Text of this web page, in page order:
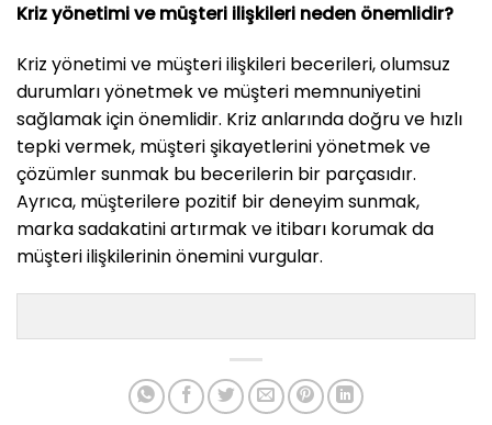
Kriz yönetimi ve müşteri ilişkileri neden önemlidir?
Kriz yönetimi ve müşteri ilişkileri becerileri, olumsuz
durumları yönetmek ve müşteri memnuniyetini
sağlamak için önemlidir. Kriz anlarında doğru ve hızlı
tepki vermek, müşteri şikayetlerini yönetmek ve
çözümler sunmak bu becerilerin bir parçasıdır.
Ayrıca, müşterilere pozitif bir deneyim sunmak,
marka sadakatini artırmak ve itibarı korumak da
müşteri ilişkilerinin önemini vurgular.